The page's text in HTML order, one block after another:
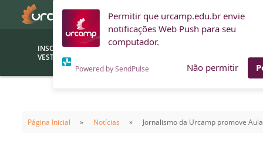
Permitir que urcamp.edu.br envie
notificações Web Push para seu
computador.
Powered by SendPulse Não permitir
INSCRIÇÕES
VESTIBULAR
BOLSAS E
(funcionários/professores)
Página Inicial Notícias Jornalismo da Urcamp promove